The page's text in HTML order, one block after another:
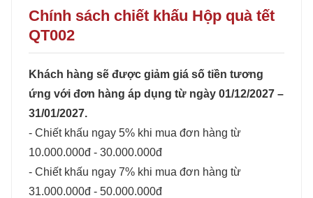
Chính sách chiết khấu Hộp quà tết
QT002
Khách hàng sẽ được giảm giá số tiền tương
ứng với đơn hàng áp dụng từ ngày 01/12/2027 –
31/01/2027.
- Chiết khấu ngay 5% khi mua đơn hàng từ
10.000.000đ - 30.000.000đ
- Chiết khấu ngay 7% khi mua đơn hàng từ
31.000.000đ - 50.000.000đ